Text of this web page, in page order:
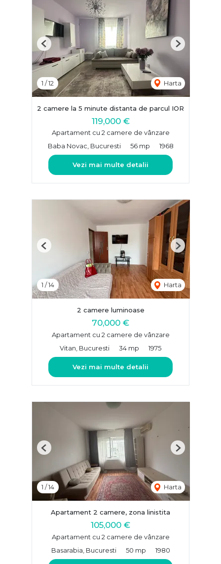
1 /12 Harta
Previous Next
2 camere la 5 minute distanta de parcul IOR
119,000 €
Apartament cu 2 camere de vânzare
Baba Novac, Bucuresti
56 mp 1968
Vezi mai multe detalii
1 /14 Harta
Previous Next
2 camere luminoase
70,000 €
Apartament cu 2 camere de vânzare
Vitan, Bucuresti
34 mp 1975
Vezi mai multe detalii
1 /14 Harta
Previous Next
Apartament 2 camere, zona linistita
105,000 €
Apartament cu 2 camere de vânzare
Basarabia, Bucuresti
50 mp 1980